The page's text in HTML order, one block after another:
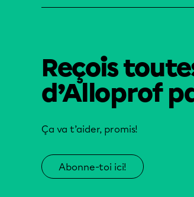
Reçois
d’Alloprof
Ça va t’aider, promis!
Abonne-toi ici!